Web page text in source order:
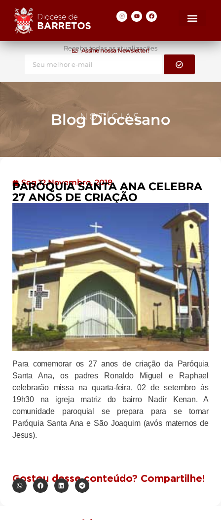
Assine nossa Newsletter!
Receba todas as atualizações
NOTÍCIAS
Blog Diocesano
Seg 12 Novembro, 2018
PARÓQUIA SANTA ANA CELEBRA
27 ANOS DE CRIAÇÃO
Para comemorar os 27 anos de criação da Paróquia
Santa Ana, os padres Ronaldo Miguel e Raphael
celebrarão missa na quarta-feira, 02 de setembro às
19h30 na igreja matriz do bairro Nadir Kenan. A
comunidade paroquial se prepara para se tornar
Paróquia Santa Ana e São Joaquim (avós maternos de
Jesus).
Gostou desse conteúdo? Compartilhe!